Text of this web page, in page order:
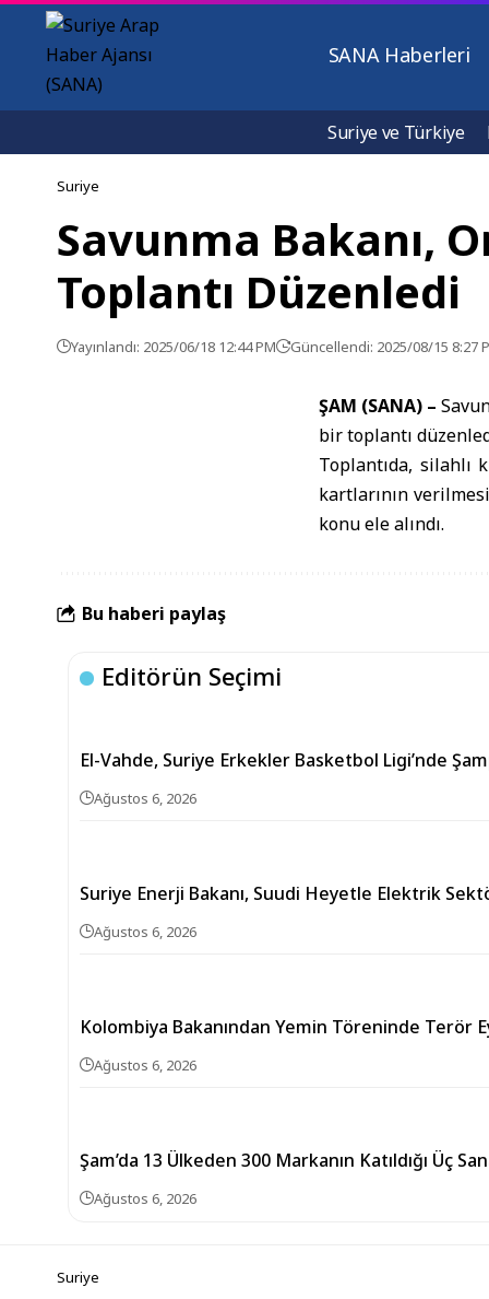
SANA Haberleri
Suriye ve Türkiye
Suriye
Savunma Bakanı,
Toplantı Düzenledi
Yayınlandı: 2025/06/18 12:44 PM Güncellendi: 2025/08/15 8:27
ŞAM (SANA) –
bir toplantı
Toplantıda, silahlı
kartlarının
konu ele alındı.
Bu haberi paylaş
Editörün Seçimi
El-Vahde, Suriye Erkekler Basketbol Ligi’nde
Ağustos 6, 2026
Suriye Enerji Bakanı, Suudi Heyetle Elektrik
Ağustos 6, 2026
Kolombiya Bakanından Yemin Töreninde Terör
Ağustos 6, 2026
Şam’da 13 Ülkeden 300 Markanın Katıldığı Üç
Ağustos 6, 2026
Suriye